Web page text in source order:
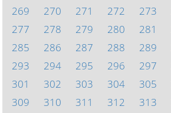
269
270 271 272 273
277
278 279 280 281
285
286 287 288 289
293
294 295 296 297
301
302 303 304 305
309
310 311 312 313